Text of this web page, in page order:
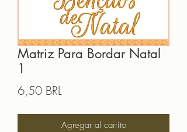
Matriz Para Bordar Natal
1
6,50 BRL
Agregar al carrito